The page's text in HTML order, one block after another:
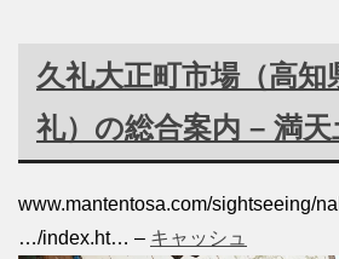
久礼大正町市場（高知
礼）の総合案内 – 満天
www.mantentosa.com/sightseeing/
…/index.ht… – キャッシュ